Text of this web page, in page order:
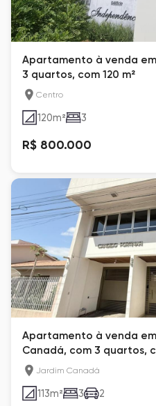
Apartamento à venda
3 quartos, com 120 m²
Centro
120m² 3
R$ 800.000
Apartamento à venda
Canadá, com 3 quartos,
Jardim Canadá
113m² 3 2